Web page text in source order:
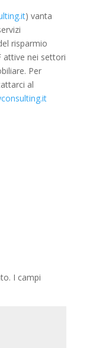
) vanta
risparmio
attive nei settori
Per
al
I campi